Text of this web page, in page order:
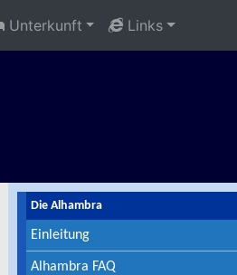
Unterkunft Links
Die Alhambra
Einleitung
Alhambra FAQ